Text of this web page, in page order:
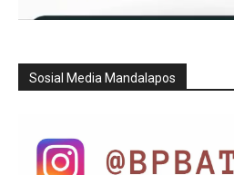
Sosial Media Mandalapos